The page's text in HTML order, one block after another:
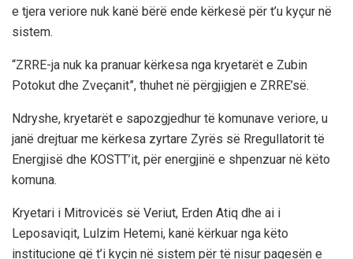
e tjera veriore nuk kanë bërë ende kërkesë për t’u kyçur në
sistem.
“ZRRE-ja nuk ka pranuar kërkesa nga kryetarët e Zubin
Potokut dhe Zveçanit”, thuhet në përgjigjen e ZRRE’së.
Ndryshe, kryetarët e sapozgjedhur të komunave veriore, u
janë drejtuar me kërkesa zyrtare Zyrës së Rregullatorit të
Energjisë dhe KOSTT’it, për energjinë e shpenzuar në këto
komuna.
Kryetari i Mitrovicës së Veriut, Erden Atiq dhe ai i
Leposaviqit, Lulzim Hetemi, kanë kërkuar nga këto
institucione që t’i kyçin në sistem për të nisur pagesën e